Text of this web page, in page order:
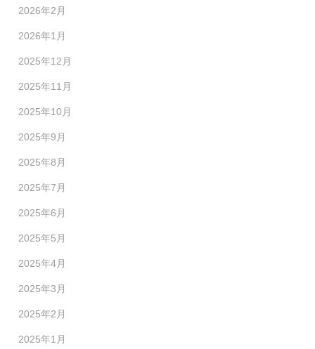
2026年2月
2026年1月
2025年12月
2025年11月
2025年10月
2025年9月
2025年8月
2025年7月
2025年6月
2025年5月
2025年4月
2025年3月
2025年2月
2025年1月